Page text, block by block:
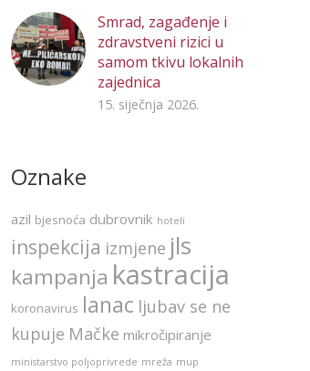
Smrad, zagađenje i
zdravstveni rizici u
samom tkivu lokalnih
zajednica
15. siječnja 2026.
Oznake
azil bjesnoća dubrovnik hoteli
inspekcija izmjene jls
kampanja kastracija
koronavirus lanac ljubav se ne
kupuje Mačke mikročipiranje
ministarstvo poljoprivrede mreža mup